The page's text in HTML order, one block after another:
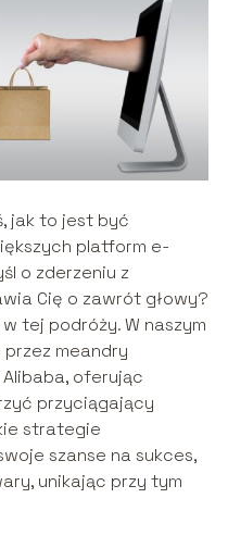
jak to jest być
platform e-
o zderzeniu z
Cię o zawrót głowy?
tej podróży. W naszym
meandry
oferując
przyciągający
strategie
szanse na sukces,
unikając przy tym